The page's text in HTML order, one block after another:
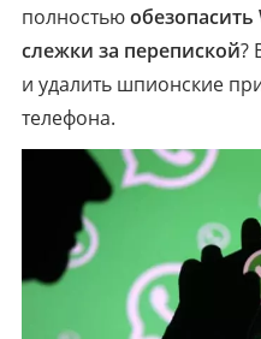
полностью
слежки за перепиской?
и удалить шпионские
телефона.